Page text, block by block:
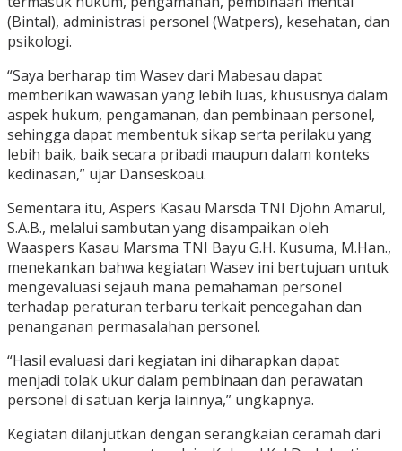
(Bintal), administrasi personel (Watpers), kesehatan, dan
psikologi.
“Saya berharap tim Wasev dari Mabesau dapat
memberikan wawasan yang lebih luas, khususnya dalam
aspek hukum, pengamanan, dan pembinaan personel,
sehingga dapat membentuk sikap serta perilaku yang
lebih baik, baik secara pribadi maupun dalam konteks
kedinasan,” ujar Danseskoau.
Sementara itu, Aspers Kasau Marsda TNI Djohn Amarul,
S.A.B., melalui sambutan yang disampaikan oleh
Waaspers Kasau Marsma TNI Bayu G.H. Kusuma, M.Han.,
menekankan bahwa kegiatan Wasev ini bertujuan untuk
mengevaluasi sejauh mana pemahaman personel
terhadap peraturan terbaru terkait pencegahan dan
penanganan permasalahan personel.
“Hasil evaluasi dari kegiatan ini diharapkan dapat
menjadi tolak ukur dalam pembinaan dan perawatan
personel di satuan kerja lainnya,” ungkapnya.
Kegiatan dilanjutkan dengan serangkaian ceramah dari